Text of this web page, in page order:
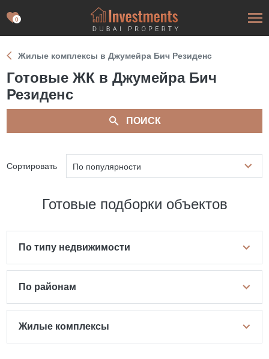
0
Жилые комплексы в Джумейра Бич Резиденс
Готовые ЖК в Джумейра Бич
Резиденс
ПОИСК
Сортировать По популярности
Готовые подборки объектов
По типу недвижимости
По районам
Жилые комплексы